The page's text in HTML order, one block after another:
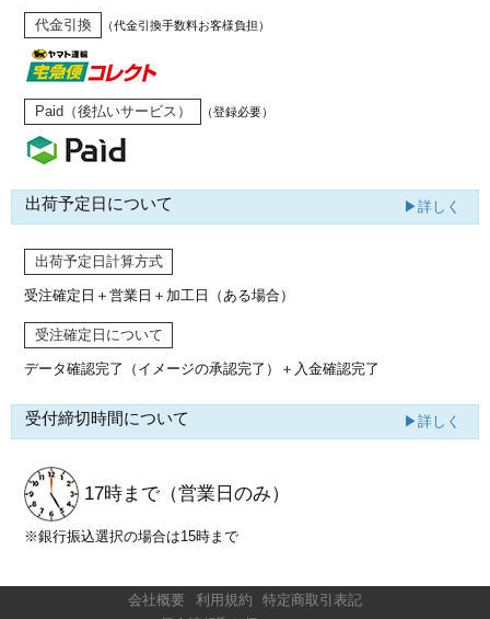
代金引換 （代金引換手数料お客様負担）
Paid（後払いサービス） （登録必要）
出荷予定日について ▶詳しく
出荷予定日計算方式
受注確定日＋営業日＋加工日（ある場合）
受注確定日について
データ確認完了（イメージの承認完了） ＋入金確認完了
受付締切時間について ▶詳しく
17時まで （営業日のみ）
※銀行振込選択の場合は15時まで
会社概要 利用規約
特定商取引表記